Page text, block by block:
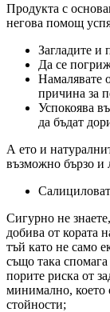
Продукта с
негова помощ
Загладите и
Да се
Намалявате
причина за
Успокоява
да бъдат
А ето и
възможно бързо и
Сигурно не
добива от кората
тъй като не само
също така
порите риска от
минимално, което
стойности;